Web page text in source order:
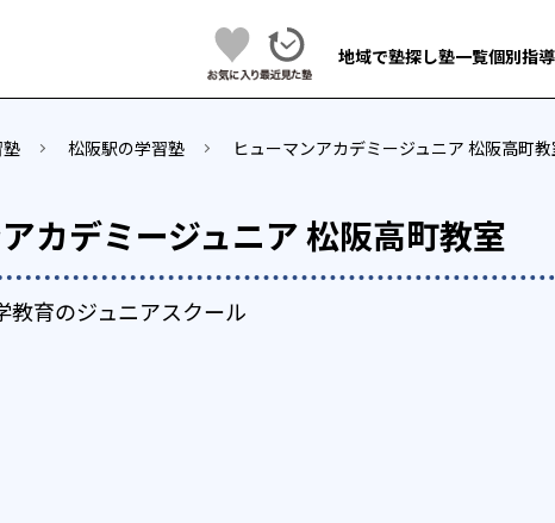
地域で塾探し塾一覧個別指
松阪駅の学習塾 ヒューマンアカデミージュニア 松阪高町教
カデミージュニア 松阪高町教室
教育のジュニアスクール